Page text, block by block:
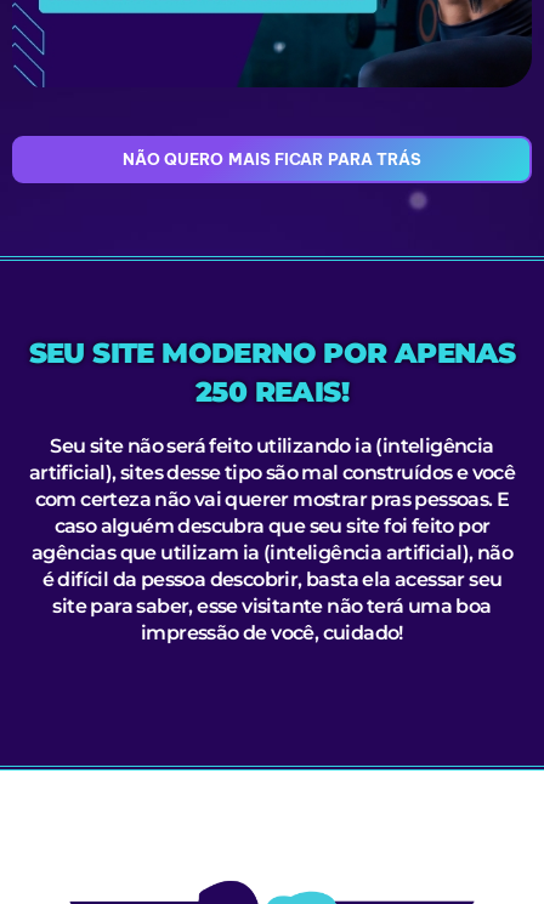
NÃO QUERO MAIS FICAR PARA TRÁS
SEU SITE MODERNO POR APENAS
250 REAIS!
Seu site não será feito utilizando ia (inteligência
artificial), sites desse tipo são mal construídos e você
com certeza não vai querer mostrar pras pessoas. E
caso alguém descubra que seu site foi feito por
agências que utilizam ia (inteligência artificial), não
é difícil da pessoa descobrir, basta ela acessar seu
site para saber, esse visitante não terá uma boa
impressão de você, cuidado!